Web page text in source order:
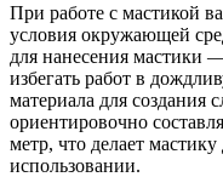
При работе с мастикой
условия окружающей
для нанесения мастики
избегать работ в
материала для создания
ориентировочно
метр, что делает
использовании.